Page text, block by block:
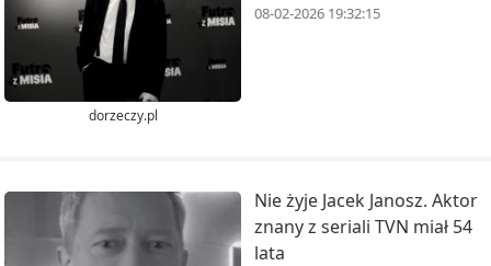
dorzeczy.pl
08-02-2026 19:32:15
Nie żyje Jacek Janosz. Aktor
znany z seriali TVN miał 54
lata